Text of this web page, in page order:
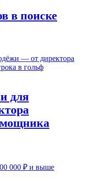
в поиске
для